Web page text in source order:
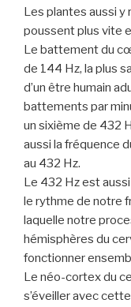
Les plantes aussi
poussent plus vite
Le battement du
de 144 Hz, la plus
d’un être humain
battements par
un sixième de 432
aussi la fréquence
au 432 Hz.
Le 432 Hz est
le rythme de notre
laquelle notre
hémisphères du
fonctionner
Le néo-cortex du
s’éveiller avec